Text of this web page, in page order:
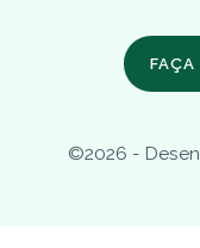
FAÇA
©2026 -